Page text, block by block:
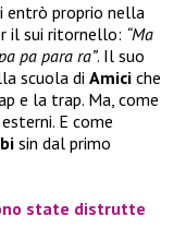
entrò proprio nella
il sui ritornello: “Ma
pa para ra”. Il suo
scuola di Amici che
e la trap. Ma, come
E come
sin dal primo
state distrutte